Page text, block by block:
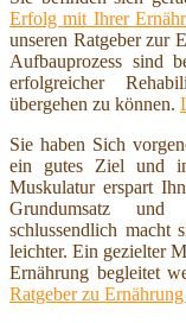
Erfolg mit Ihrer
unseren Ratgeber zur
Aufbauprozess sind
erfolgreicher
übergehen zu können.
Sie haben Sich
ein gutes Ziel und
Muskulatur erspart
Grundumsatz
schlussendlich macht
leichter. Ein gezielter
Ernährung begleitet
Ratgeber zu